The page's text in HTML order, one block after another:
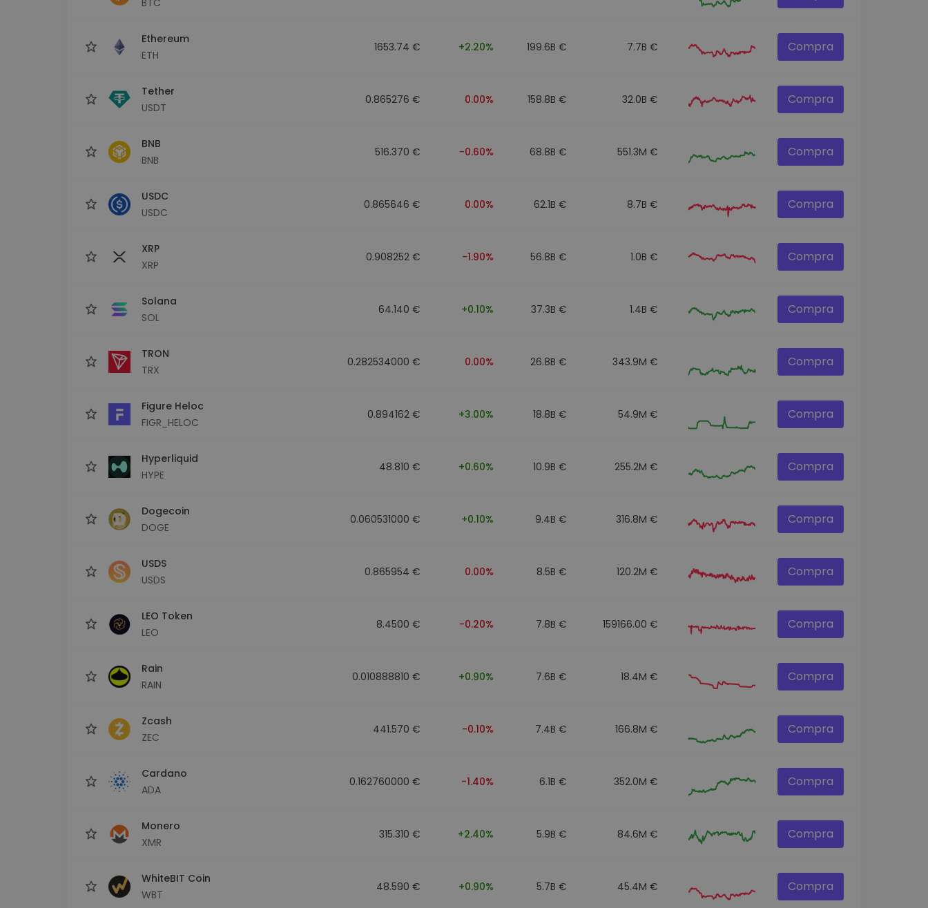
Ethereum
ETH
1653.74 € +2.20% 199.6B € 7.7B € Compra
Tether
USDT
0.865276 € 0.00% 158.8B € 32.0B € Compra
BNB
BNB
516.370 € -0.60% 68.8B € 551.3M € Compra
USDC
USDC
0.865646 € 0.00% 62.1B € 8.7B € Compra
XRP
XRP
0.908252 € -1.90% 56.8B € 1.0B € Compra
Solana
SOL
64.140 € +0.10% 37.3B € 1.4B € Compra
TRON
TRX
0.282534000 € 0.00% 26.8B € 343.9M € Compra
Figure Heloc
FIGR_HELOC
0.894162 € +3.00% 18.8B € 54.9M € Compra
Hyperliquid
HYPE
48.810 € +0.60% 10.9B € 255.2M € Compra
Dogecoin
DOGE
0.060531000 € +0.10% 9.4B € 316.8M € Compra
USDS
USDS
0.865954 € 0.00% 8.5B € 120.2M € Compra
LEO Token
LEO
8.4500 € -0.20% 7.8B € 159166.00 € Compra
Rain
RAIN
0.010888810 € +0.90% 7.6B € 18.4M € Compra
Zcash
ZEC
441.570 € -0.10% 7.4B € 166.8M € Compra
Cardano
ADA
0.162760000 € -1.40% 6.1B € 352.0M € Compra
Monero
XMR
315.310 € +2.40% 5.9B € 84.6M € Compra
WhiteBIT Coin
WBT
48.590 € +0.90% 5.7B € 45.4M € Compra